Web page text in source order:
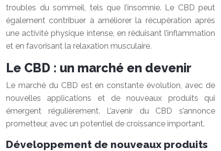
troubles du sommeil, tels que l’insomnie. Le CBD peut
également contribuer à améliorer la récupération après
une activité physique intense, en réduisant l’inflammation
et en favorisant la relaxation musculaire.
Le CBD : un marché en devenir
Le marché du CBD est en constante évolution, avec de
nouvelles applications et de nouveaux produits qui
émergent régulièrement. L’avenir du CBD s’annonce
prometteur, avec un potentiel de croissance important.
Développement de nouveaux produits